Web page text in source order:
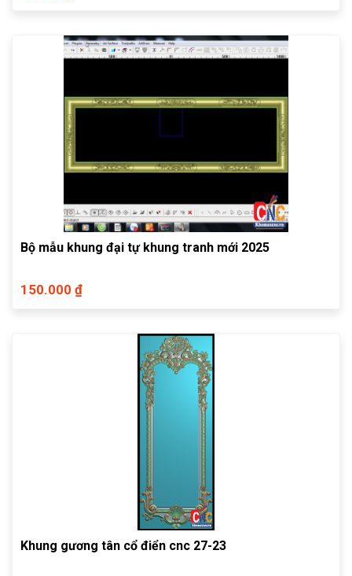
Bộ mẫu khung đại tự khung tranh mới 2025
150.000 ₫
Khung gương tân cổ điển cnc 27-23